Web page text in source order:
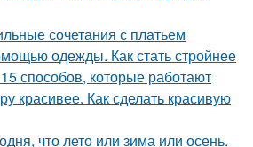
сочетания с платьем
одежды. Как стать стройнее
способов, которые работают
красивее. Как сделать красивую
что лето или зима или осень.